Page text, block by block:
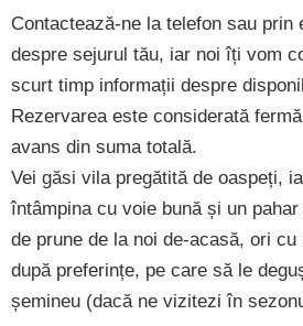
Contactează-ne la telefon sau prin
despre sejurul tău, iar noi îți vom
scurt timp informații despre
Rezervarea este considerată
avans din suma totală.
Vei găsi vila pregătită de oaspeți,
întâmpina cu voie bună și un
de prune de la noi de-acasă, ori cu
după preferințe, pe care să le
șemineu (dacă ne vizitezi în